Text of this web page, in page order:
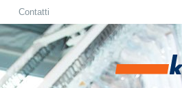
Contatti